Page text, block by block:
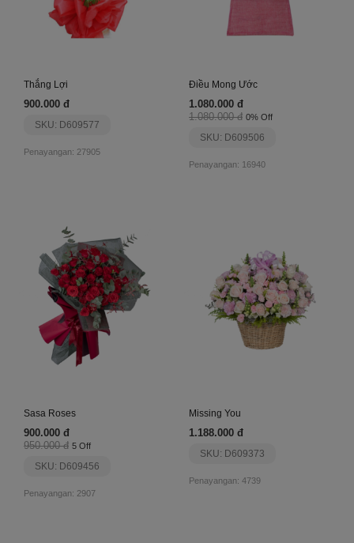
Thắng Lợi
900.000 đ
SKU: D609577
Penayangan: 27905
Điều Mong Ước
1.080.000 đ
1.080.000 đ 0% Off
SKU: D609506
Penayangan: 16940
Sasa Roses
900.000 đ
950.000 đ 5 Off
SKU: D609456
Penayangan: 2907
Missing You
1.188.000 đ
SKU: D609373
Penayangan: 4739